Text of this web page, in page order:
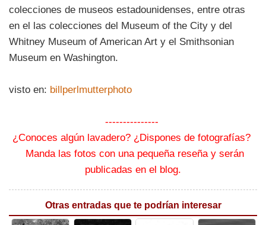
colecciones de museos estadounidenses, entre otras
en el las colecciones del Museum of the City y del
Whitney Museum of American Art y el Smithsonian
Museum en Washington.
visto en: billperlmutterphoto
---------------
¿Conoces algún lavadero? ¿Dispones de fotografías?
Manda las fotos con una pequeña reseña y serán
publicadas en el blog.
Otras entradas que te podrían interesar